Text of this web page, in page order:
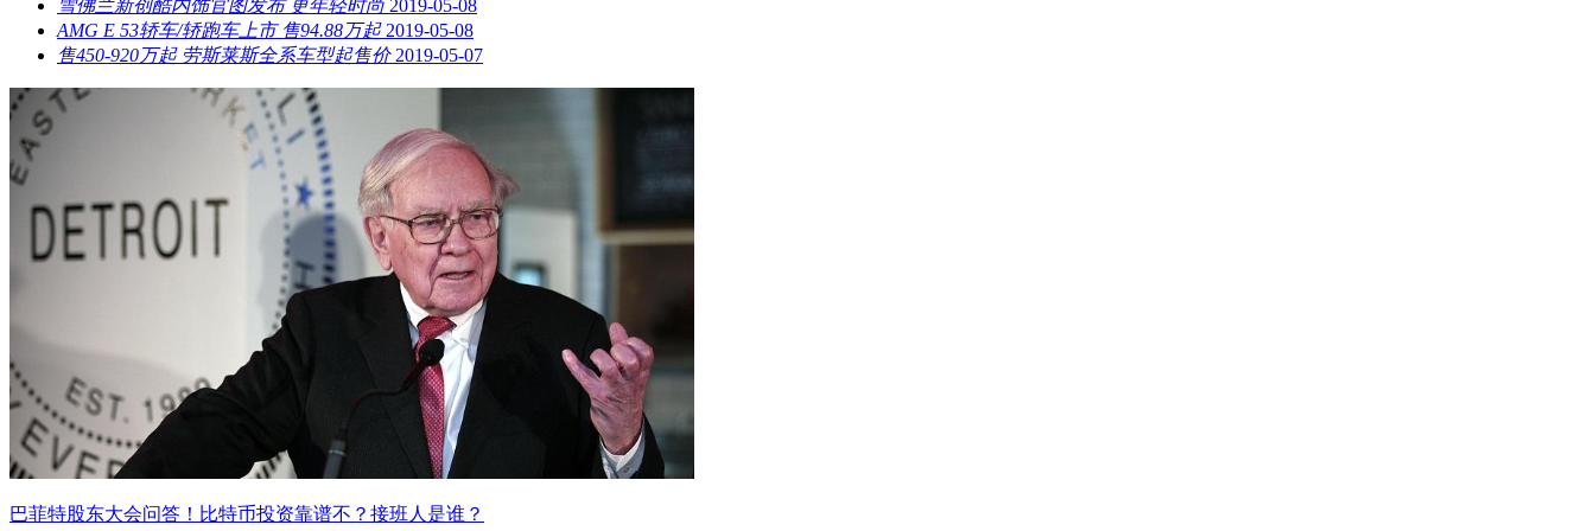
雪佛兰新创酷内饰官图发布 更年轻时尚 2019-05-08
AMG E 53轿车/轿跑车上市 售94.88万起 2019-05-08
售450-920万起 劳斯莱斯全系车型起售价 2019-05-07
巴菲特股东大会问答！比特币投资靠谱不？接班人是谁？